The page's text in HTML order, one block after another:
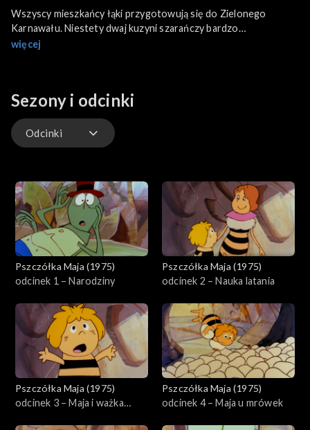
Wszyscy mieszkańcy łąki przygotowują się do Zielonego
Karnawału. Niestety dwaj kuzyni szarańczy bardzo
przeszkadzają. Maja zastanawia się jak ich przegonić.
więcej
Sezony i odcinki
Odcinki
Pszczółka Maja (1975)
odcinek 1 – Narodziny
Pszczółka Maja (1975)
odcinek 2 – Nauka latania
Pszczółka Maja (1975)
odcinek 3 – Maja i ważka
Pszczółka Maja (1975)
odcinek 4 – Maja u mrówek